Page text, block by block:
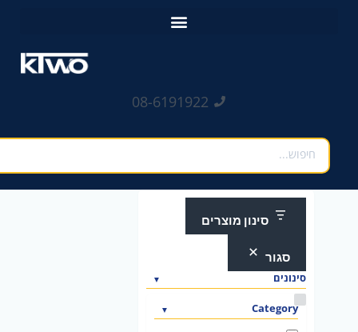
08-6191922
חיפוש
סינון מוצרים
סגור
סינונים
Category
ק
ט